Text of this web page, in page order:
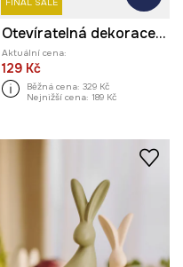
Otevíratelná dekorace dýně
Aktuální cena:
129 Kč
Běžná cena: 329 Kč
Nejnižší cena: 189 Kč